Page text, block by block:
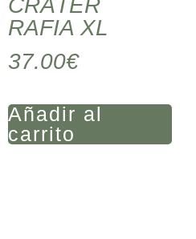
CRÁTER
RAFIA XL
37.00€
Añadir al
carrito